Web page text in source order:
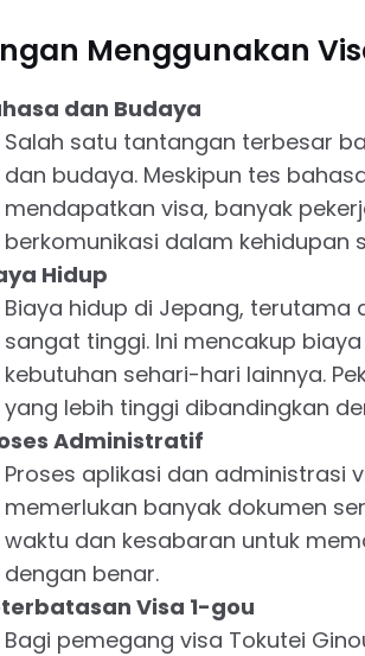
Menggunakan
dan Budaya
Salah satu tantangan terbesar
dan budaya. Meskipun tes
mendapatkan visa, banyak
berkomunikasi dalam kehidupan
Hidup
Biaya hidup di Jepang, terutama
sangat tinggi. Ini mencakup
kebutuhan sehari-hari lainnya.
yang lebih tinggi dibandingkan
Administratif
Proses aplikasi dan administrasi
memerlukan banyak dokumen
waktu dan kesabaran untuk
dengan benar.
Visa 1-gou
Bagi pemegang visa Tokutei